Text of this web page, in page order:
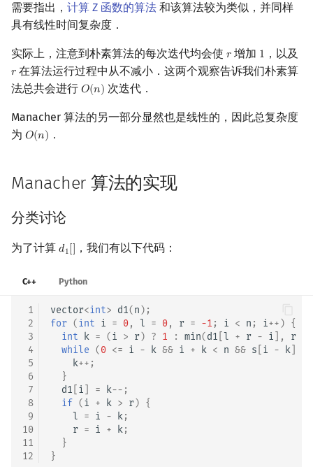
需要指出， 计算 Z 函数的算法 和该算法较为类似，并同样
具有线性时间复杂度．
实际上，注意到朴素算法的每次迭代均会使 𝑟
r 增加 1
1 ，以及
𝑟
r 在算法运行过程中从不减小．这两个观察告诉我们朴素算
法总共会进行 𝑂(𝑛)
O(n) 次迭代．
Manacher 算法的另一部分显然也是线性的，因此总复杂度
为 𝑂(𝑛)
O(n) ．
Manacher 算法的实现
分类讨论
为了计算 𝑑1[]
d1[ ，我们有以下代码：
C++ Python
1
2
3
4
5
6
7
8
9
10
11
12
vector<int> d1(n);
for (int i = 0, l = 0, r = -1 ; i < n ; i++) {
int
k = (i > r) ? 1 : min(d1 l + r - i ], r
while (0 <= i - k && i + k < n && s i - k
k++ ;
}
d1 i = k-- ;
if (i + k > r) {
l = i - k;
r = i + k;
}
}